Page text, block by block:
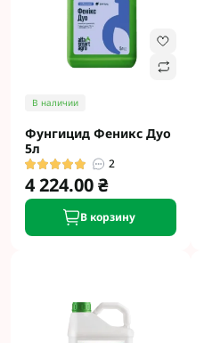
В наличии
Фунгицид Феникс Дуо
5л
2
4 224.00 ₴
В корзину